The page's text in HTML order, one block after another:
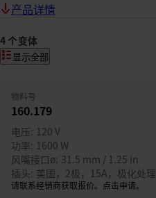
产品详情
4 个变体
显示全部
物料号
160.179
电压 120 V
功率 1600 W
风嘴接口ø 31.5 mm / 1.25 in
插头 美国，2极，15A，极化处理
请联系经销商获取报价。点击申请。